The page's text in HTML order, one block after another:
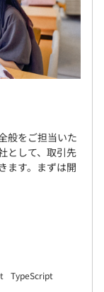
、業務の最適
を目的に、トー
イノベーション
いつでも参加す
したい最新技術
外部の技術セミ
は会社が全額負
ァーム技術顧
をおこなって
す。
半額を会社が負
の指定資格の報
。
般をご担当いた
として、取引先
ます。まずは開
TypeScript